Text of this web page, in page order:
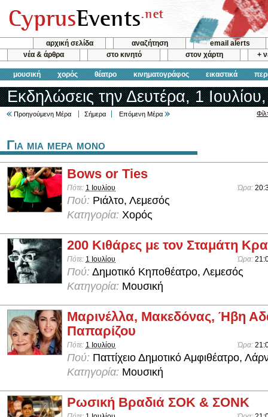
αρχική σελίδα αναζήτηση
email alerts
νέα & άρθρα
στο κινητό στον χάρτη +
μουσική χορός θέατρο κινηματογράφος εικαστικά
Εκδηλώσεις την Δευτέρα, 1
Προηγούμενη Μέρα Σήμερα Επόμενη Μέρα
Για μια μερα μονο
Bows or Ties
Πότε: 1 Ιουλίου Ώρα:
Πού: Ριάλτο, Λεμεσός
Κατηγορία: Χορός
200 Κιθάρες με τον Σταμάτη
Πότε: 1 Ιουλίου Ώρα:
Πού: Δημοτικό Κηποθέατρο, Λεμεσός
Κατηγορία: Μουσική
Μαρινέλλα, Μακεδόνας, Ήβη
Παπαρίζου
Πότε: 1 Ιουλίου Ώρα:
Πού: Παττίχειο Δημοτικό Αμφιθέατρο,
Κατηγορία: Μουσική
Ρωσική Βραδιά ΣΟΚ & ΣΟΝΚ